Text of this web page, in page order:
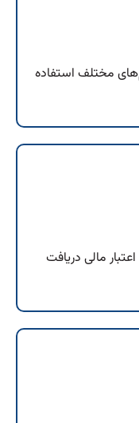
مختلف استفاده
مالی دریافت